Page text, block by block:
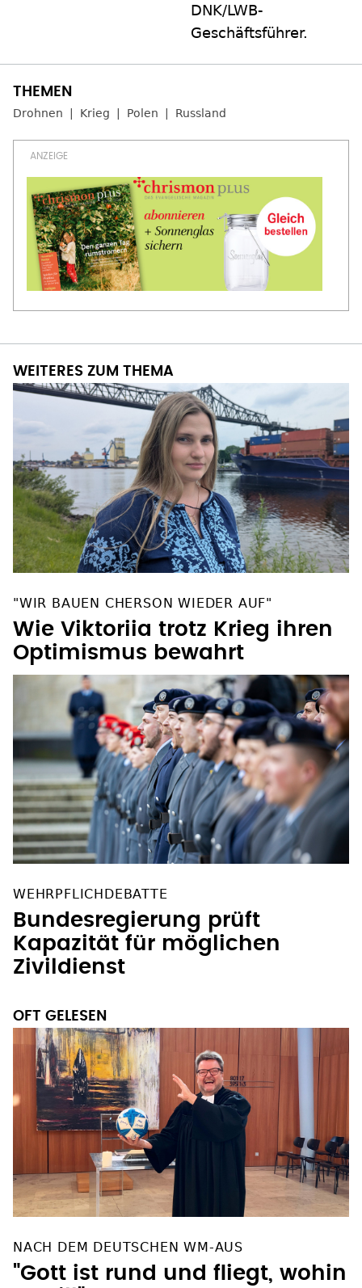
DNK/LWB-
Geschäftsführer.
Drohnen Krieg Polen Russland
WEITERES ZUM THEMA
"WIR BAUEN CHERSON WIEDER AUF"
Wie Viktoriia trotz Krieg ihren
Optimismus bewahrt
WEHRPFLICHDEBATTE
Bundesregierung prüft
Kapazität für möglichen
Zivildienst
OFT GELESEN
NACH DEM DEUTSCHEN WM-AUS
"Gott ist rund und fliegt, wohin